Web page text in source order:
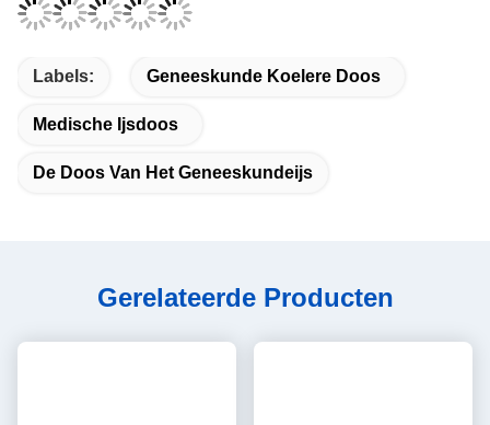
Labels: Geneeskunde Koelere Doos
Medische Ijsdoos
De Doos Van Het Geneeskundeijs
Gerelateerde Producten